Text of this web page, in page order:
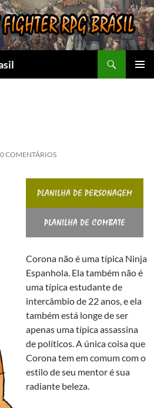
0 COMENTÁRIOS
Corona não é uma típica Ninja
Espanhola. Ela também não é
uma típica estudante de
intercâmbio de 22 anos, e ela
também está longe de ser
apenas uma típica assassina
de políticos. A única coisa que
Corona tem em comum com o
estilo de seu mentor é sua
radiante beleza.